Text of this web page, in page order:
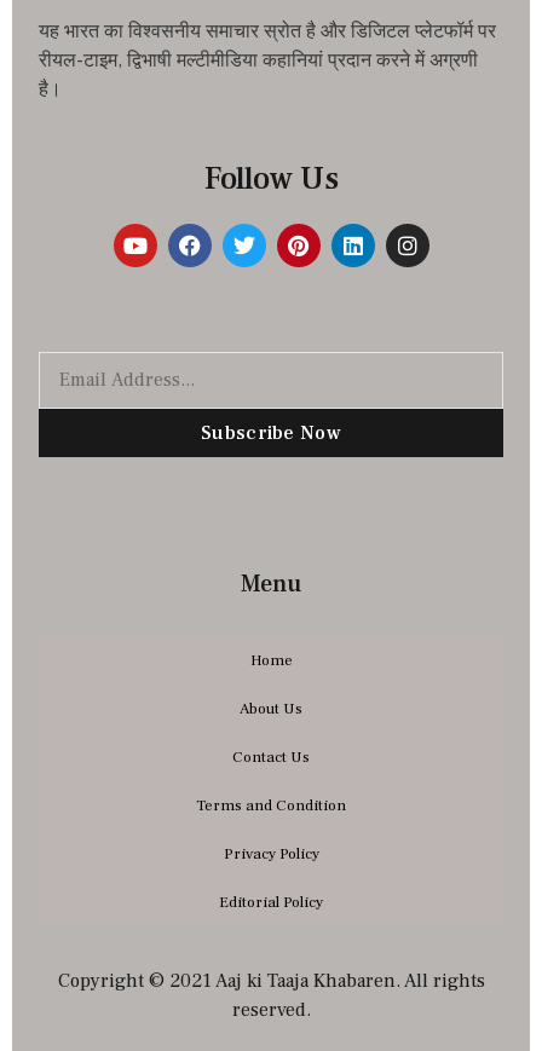
यह भारत का विश्वसनीय समाचार स्रोत है और डिजिटल प्लेटफॉर्म पर
रीयल-टाइम, द्विभाषी मल्टीमीडिया कहानियां प्रदान करने में अग्रणी
है।
Follow Us
Subscribe Now
Menu
Home
About Us
Contact Us
Terms and Condition
Privacy Policy
Editorial Policy
Copyright © 2021 Aaj ki Taaja Khabaren. All rights
reserved.